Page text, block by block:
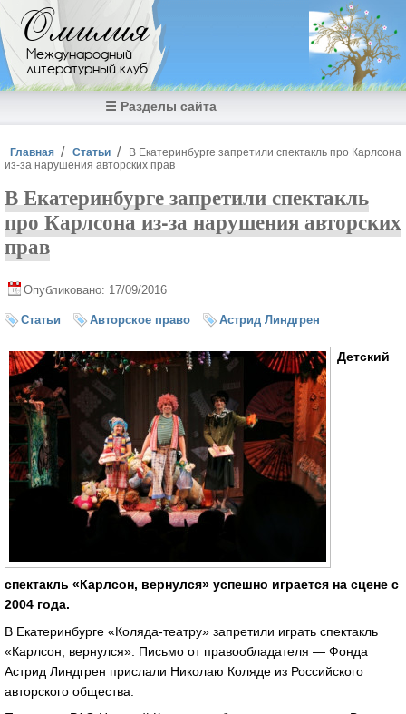
Перейти к основному содержанию
Омилия
Международный
литературный клуб
☰ Разделы сайта
Вы здесь
Главная Статьи
В Екатеринбурге запретили спектакль про Карлсона
из-за нарушения авторских прав
В Екатеринбурге запретили спектакль
про Карлсона из-за нарушения авторских
прав
Опубликовано: 17/09/2016
Статьи Авторское право Астрид Линдгрен
Детский
спектакль «Карлсон, вернулся» успешно играется на сцене с
2004 года.
В Екатеринбурге «Коляда-театру» запретили играть спектакль
«Карлсон, вернулся». Письмо от правообладателя — Фонда
Астрид Линдгрен прислали Николаю Коляде из Российского
авторского общества.